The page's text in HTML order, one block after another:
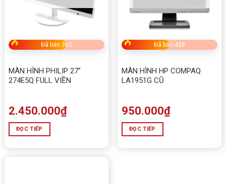
Đã bán 365
MÀN HÌNH PHILIP 27”
274E5Q FULL VIỀN
2.450.000₫
ĐỌC TIẾP
Đã bán 438
MÀN HÌNH HP COMPAQ
LA1951G CŨ
950.000₫
ĐỌC TIẾP